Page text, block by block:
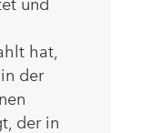
hat,
der
der in